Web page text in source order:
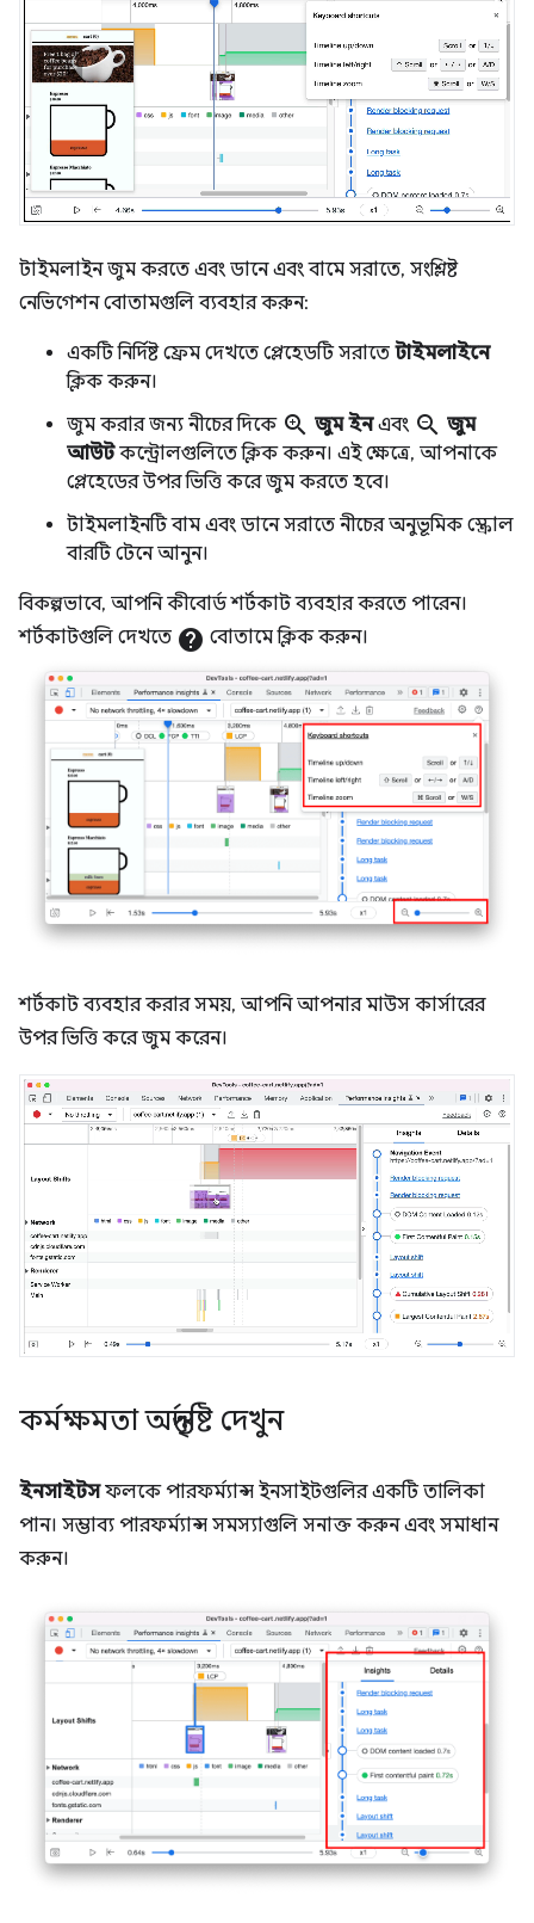
টাইমলাইন জুম করতে এবং ডানে এবং বামে সরাতে, সংশ্লিষ্ট
নেভিগেশন বোতামগুলি ব্যবহার করুন:
একটি নির্দিষ্ট ফ্রেম দেখতে প্লেহেডটি সরাতে টাইমলাইনে
ক্লিক করুন।
জুম করার জন্য নীচের দিকে zoom_in জুম ইনএবং zoom_out জুম
আউটকন্ট্রোলগুলিতে ক্লিক করুন। এই ক্ষেত্রে, আপনাকে
প্লেহেডের উপর ভিত্তি করে জুম করতে হবে।
টাইমলাইনটি বাম এবং ডানে সরাতে নীচের অনুভূমিক স্ক্রোল
বারটি টেনে আনুন।
বিকল্পভাবে, আপনি কীবোর্ড শর্টকাট ব্যবহার করতে পারেন।
শর্টকাটগুলি দেখতে help বোতামে ক্লিক করুন।
শর্টকাট ব্যবহার করার সময়, আপনি আপনার মাউস কার্সারের
উপর ভিত্তি করে জুম করেন।
কর্মক্ষমতা অন্তর্দৃষ্টি দেখুন
ইনসাইটসফলকে পারফর্ম্যান্স ইনসাইটগুলির একটি তালিকা
পান। সম্ভাব্য পারফর্ম্যান্স সমস্যাগুলি সনাক্ত করুন এবং সমাধান
করুন।